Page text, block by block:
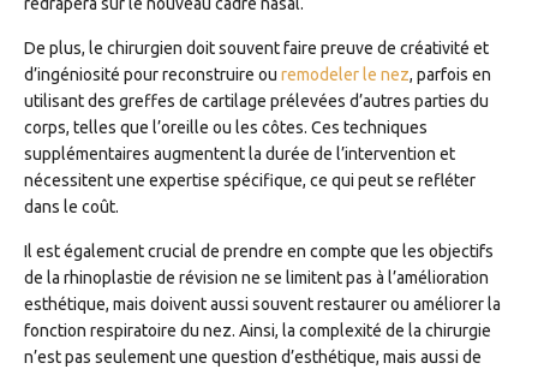
De plus, le chirurgien doit souvent faire preuve de créativité et
d’ingéniosité pour reconstruire ou remodeler le nez, parfois en
utilisant des greffes de cartilage prélevées d’autres parties du
corps, telles que l’oreille ou les côtes. Ces techniques
supplémentaires augmentent la durée de l’intervention et
nécessitent une expertise spécifique, ce qui peut se refléter
dans le coût.
Il est également crucial de prendre en compte que les objectifs
de la rhinoplastie de révision ne se limitent pas à l’amélioration
esthétique, mais doivent aussi souvent restaurer ou améliorer la
fonction respiratoire du nez. Ainsi, la complexité de la chirurgie
n’est pas seulement une question d’esthétique, mais aussi de